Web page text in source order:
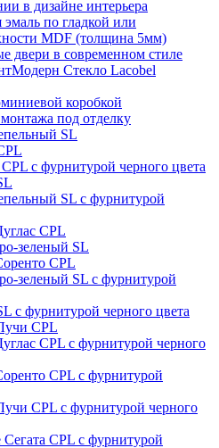
в дизайне интерьера
по гладкой или
MDF (толщина 5мм)
двери в современном стиле
Стекло Lacobel
коробкой
под отделку
SL
с фурнитурой черного цвета
SL с фурнитурой
CPL
зеленый SL
CPL
зеленый SL с фурнитурой
с фурнитурой черного цвета
CPL
CPL с фурнитурой черного
CPL с фурнитурой
CPL с фурнитурой черного
Сегата CPL с фурнитурой